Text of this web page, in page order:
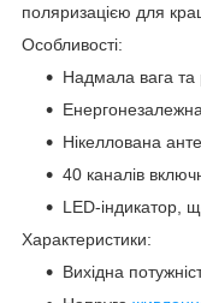
поляризацією для
Особливості:
Надмала вага та
Нікеллована
40 каналів
LED-індикатор,
Характеристики:
Вихідна